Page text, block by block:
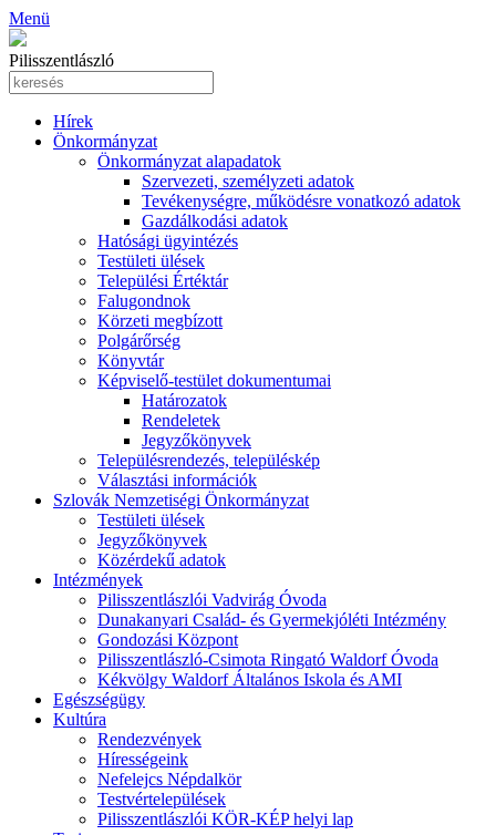
Menü
Pilisszentlászló
Hírek
Önkormányzat
Önkormányzat alapadatok
Szervezeti, személyzeti adatok
Tevékenységre, működésre vonatkozó adatok
Gazdálkodási adatok
Hatósági ügyintézés
Testületi ülések
Települési Értéktár
Falugondnok
Körzeti megbízott
Polgárőrség
Könyvtár
Képviselő-testület dokumentumai
Határozatok
Rendeletek
Jegyzőkönyvek
Településrendezés, településkép
Választási információk
Szlovák Nemzetiségi Önkormányzat
Testületi ülések
Jegyzőkönyvek
Közérdekű adatok
Intézmények
Pilisszentlászlói Vadvirág Óvoda
Dunakanyari Család- és Gyermekjóléti Intézmény
Gondozási Központ
Pilisszentlászló-Csimota Ringató Waldorf Óvoda
Kékvölgy Waldorf Általános Iskola és AMI
Egészségügy
Kultúra
Rendezvények
Hírességeink
Nefelejcs Népdalkör
Testvértelepülések
Pilisszentlászlói KÖR-KÉP helyi lap